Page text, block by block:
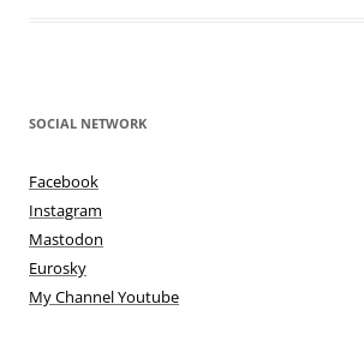
SOCIAL NETWORK
Facebook
Instagram
Mastodon
Eurosky
My Channel Youtube